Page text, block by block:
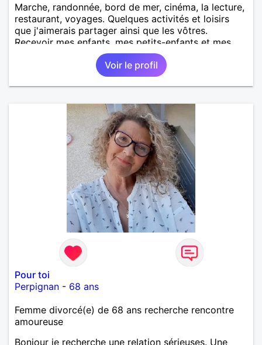
Marche, randonnée, bord de mer, cinéma, la lecture,
restaurant, voyages. Quelques activités et loisirs
que j'aimerais partager ainsi que les vôtres.
Recevoir mes enfants, mes petits-enfants et mes
amis. Bénévolat auprès des enfants à l’école, pour le
cinéma indépendant... Se rencontrer, être à l’écoute,
échanger avec une personne de confiance, pour une
vie de partage, de tendresse. Les voyages et où
dehors des sentiers battus me raviraient. Je
m'engage à répondre à votre message. Au plaisir de
Voir le profil
Pour toi
Perpignan - 68 ans
Femme divorcé(e) de 68 ans recherche rencontre
amoureuse
Bonjour je recherche une relation sérieuses. Une